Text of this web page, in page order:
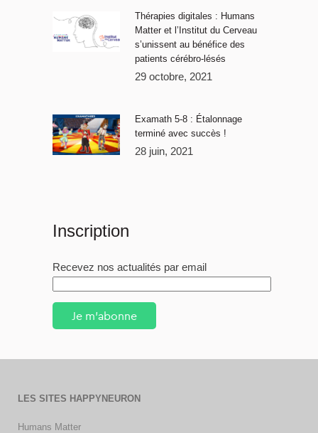
Thérapies digitales : Humans
Matter et l’Institut du Cerveau
s’unissent au bénéfice des
patients cérébro-lésés
29 octobre, 2021
Examath 5-8 : Étalonnage
terminé avec succès !
28 juin, 2021
Inscription
Recevez nos actualités par email
Je m'abonne
LES SITES HAPPYNEURON
Humans Matter